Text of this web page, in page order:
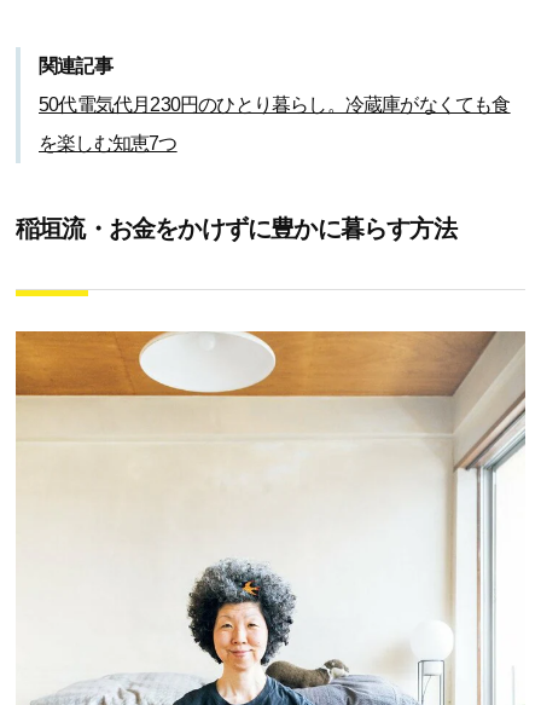
関連記事
50代電気代月230円のひとり暮らし。冷蔵庫がなくても食
を楽しむ知恵7つ
稲垣流・お金をかけずに豊かに暮らす方法